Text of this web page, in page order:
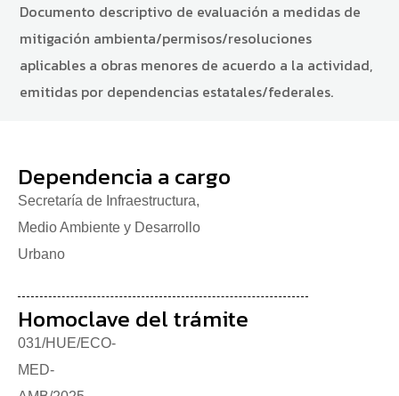
Documento descriptivo de evaluación a medidas de
mitigación ambienta/permisos/resoluciones
aplicables a obras menores de acuerdo a la actividad,
emitidas por dependencias estatales/federales.
Dependencia a cargo
Secretaría de Infraestructura,
Medio Ambiente y Desarrollo
Urbano
Homoclave del trámite
031/HUE/ECO-
MED-